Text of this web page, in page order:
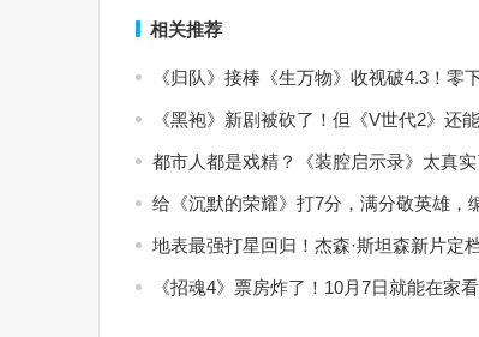
相关推荐
《归队》接棒《生万物》收视破4.3！
《黑袍》新剧被砍了！但《V世代2》还
都市人都是戏精？《装腔启示录》太真实
给《沉默的荣耀》打7分，满分敬英雄，
地表最强打星回归！杰森·斯坦森新片定
《招魂4》票房炸了！10月7日就能在家